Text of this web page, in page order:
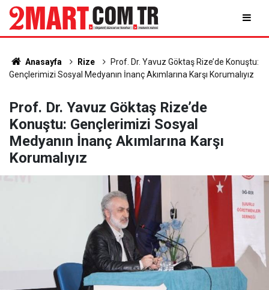
Anasayfa Rize
Prof. Dr. Yavuz Göktaş Rize’de Konuştu:
Gençlerimizi Sosyal Medyanın İnanç Akımlarına Karşı Korumalıyız
Prof. Dr. Yavuz Göktaş Rize’de
Konuştu: Gençlerimizi Sosyal
Medyanın İnanç Akımlarına Karşı
Korumalıyız